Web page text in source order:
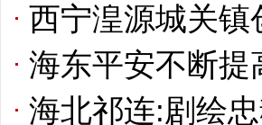
西宁湟源城关镇
海东平安不断提
海北祁连:剧绘